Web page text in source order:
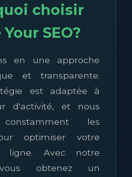
choisir
SEO?
en une approche
et transparente.
est adaptée à
d'activité, et nous
les
optimiser votre
ligne. Avec notre
obtenez un